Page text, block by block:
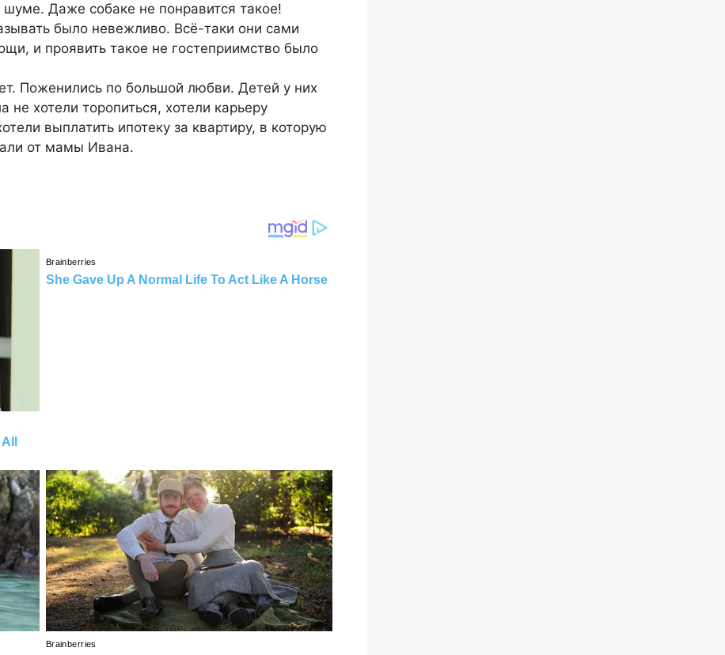
Даже собаке не понравится такое!
было невежливо. Всё-таки они сами
и проявить такое не гостеприимство было
Поженились по большой любви. Детей у них
хотели торопиться, хотели карьеру
выплатить ипотеку за квартиру, в которую
от мамы Ивана.